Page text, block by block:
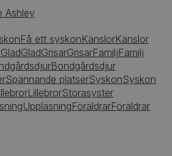
Ashley
Få ett syskonKänslorKänslor
GladGladGrisarGrisarFamiljFamilj
Bondgårdsdjur
Spännande platserSyskonSyskon
LillebrorStorasyster
UppläsningFöräldrarFöräldrar